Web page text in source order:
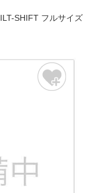
SHIFT フルサイズ